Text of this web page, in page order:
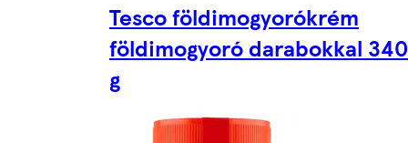
Tesco földimogyorókrém
földimogyoró darabokkal 340
g